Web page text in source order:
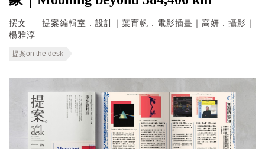
撰文
提案編輯室．設計｜葉育帆．電影插畫｜高妍．攝影｜
楊雅淳
提案on the desk